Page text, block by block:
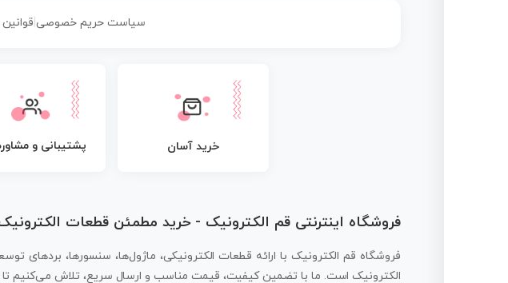
سیاست حریم خصوصی|
خرید آسان پشتیبانی و
فروشگاه اینترنتی قم الکترونیک - خرید مطمئن قطعات
فروشگاه قم الکترونیک با ارائه قطعات الکترونیکی، ماژول‌ها، سنسورها، بردهای
الکترونیک است. ما با تضمین کیفیت، قیمت مناسب و ارسال سریع، تلاش می‌کنیم تا